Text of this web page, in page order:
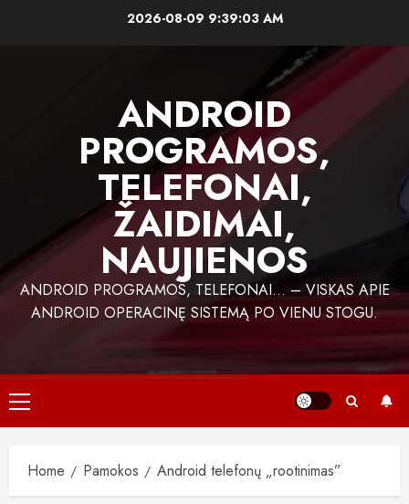
2026-08-09 9:39:04 AM
ANDROID
PROGRAMOS,
TELEFONAI,
ŽAIDIMAI,
NAUJIENOS
ANDROID PROGRAMOS, TELEFONAI… – VISKAS APIE
ANDROID OPERACINĘ SISTEMĄ PO VIENU STOGU.
Primary
Menu
Home Pamokos Android telefonų „rootinimas”